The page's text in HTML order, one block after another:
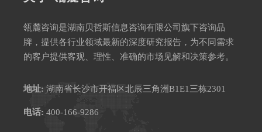
瓴麓咨询是湖南贝哲斯信息咨询有限公司旗下咨询品
牌，提供各行业领域最新的深度研究报告，为不同需求
的客户提供客观、理性、准确的市场见解和决策参考。
地址: 湖南省长沙市开福区北辰三角洲B1E1三栋2301
电话: 400-166-9286